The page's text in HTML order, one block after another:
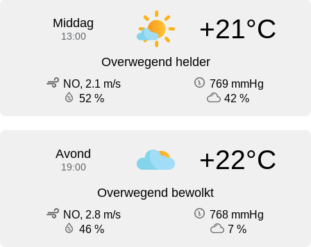
Middag
13:00 +21°C
Overwegend helder
NO, 2.1 m/s
769 mmHg
52 %
42 %
Avond
19:00 +22°C
Overwegend bewolkt
NO, 2.8 m/s
768 mmHg
46 %
7 %